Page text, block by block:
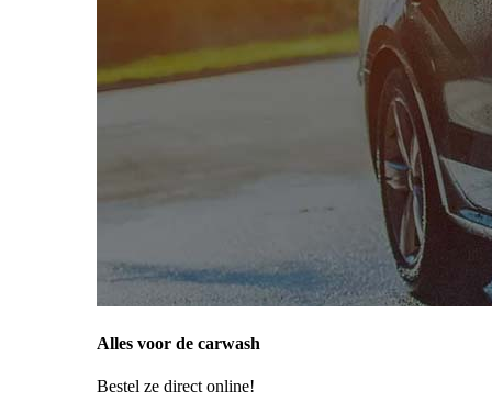
Alles voor de carwash
Bestel ze direct online!